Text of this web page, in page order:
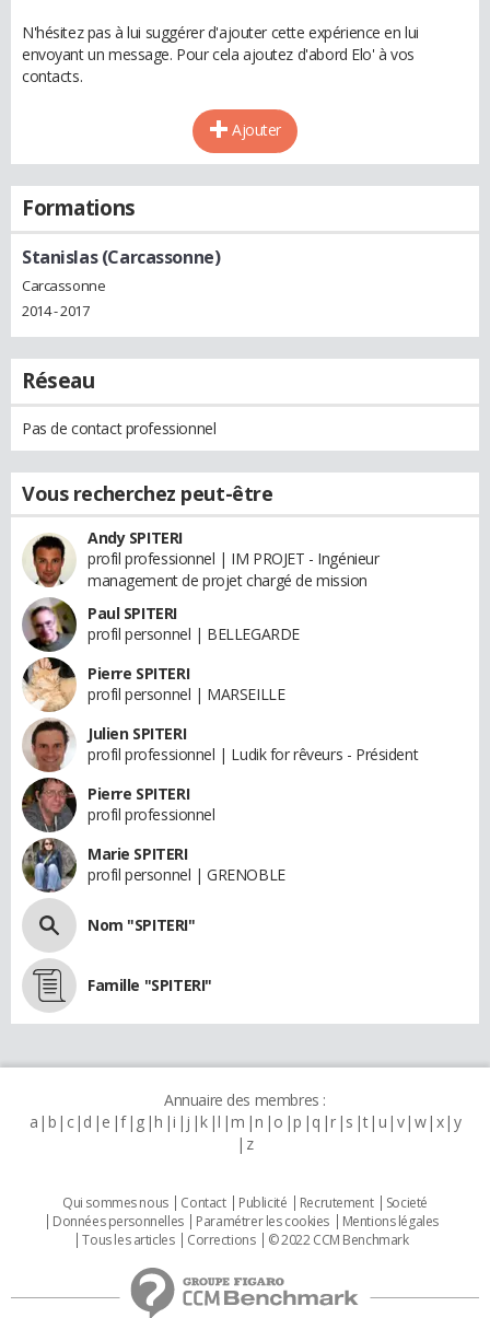
N'hésitez pas à lui suggérer d'ajouter cette expérience en lui
envoyant un message. Pour cela ajoutez d'abord Elo' à vos
contacts.
Ajouter
Formations
Stanislas (Carcassonne)
Carcassonne
2014 - 2017
Réseau
Pas de contact professionnel
Vous recherchez peut-être
Andy SPITERI
profil professionnel | IM PROJET - Ingénieur
management de projet chargé de mission
Paul SPITERI
profil personnel | BELLEGARDE
Pierre SPITERI
profil personnel | MARSEILLE
Julien SPITERI
profil professionnel | Ludik for rêveurs - Président
Pierre SPITERI
profil professionnel
Marie SPITERI
profil personnel | GRENOBLE
Nom "SPITERI"
Famille "SPITERI"
Annuaire des membres :
a b c d e f g h i j k l m n o p q r s t u v w x y
z
Qui sommes nous Contact Publicité Recrutement
Societé
Données personnelles
Paramétrer les cookies
Mentions légales
Tous les articles
Corrections © 2022 CCM Benchmark